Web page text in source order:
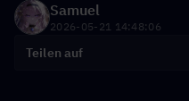
Samuel
2026-05-21 14:48:06
Teilen auf